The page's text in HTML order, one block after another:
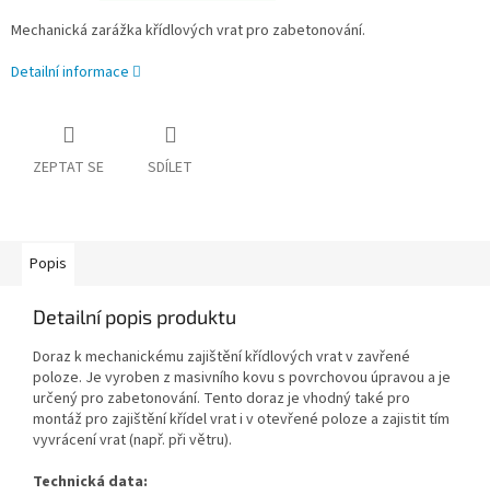
Mechanická zarážka křídlových vrat pro zabetonování.
Detailní informace
ZEPTAT SE SDÍLET
Popis
Detailní popis produktu
Doraz k mechanickému zajištění křídlových vrat v zavřené
poloze. Je vyroben z masivního kovu s povrchovou úpravou a je
určený pro zabetonování. Tento doraz je vhodný také pro
montáž pro zajištění křídel vrat i v otevřené poloze a zajistit tím
vyvrácení vrat (např. při větru).
Technická data: